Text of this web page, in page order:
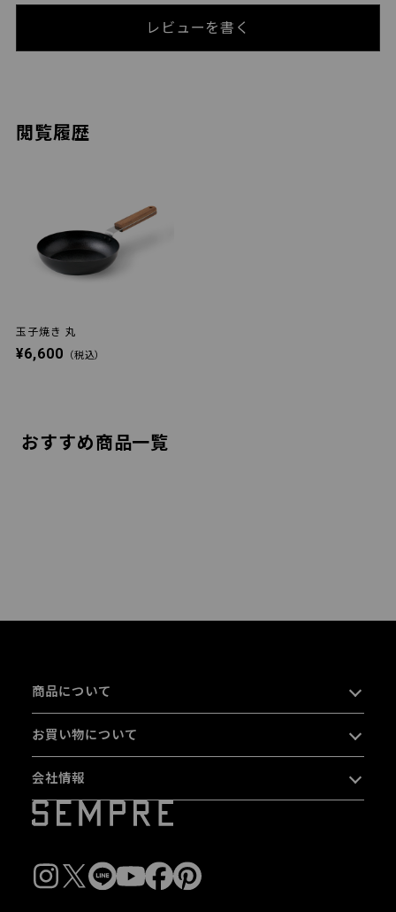
レビューを書く
閲覧履歴
玉子焼き 丸
¥6,600 （税込）
おすすめ商品一覧
商品について
お買い物について
会社情報